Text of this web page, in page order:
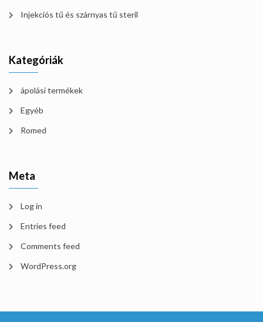
Injekciós tű és szárnyas tű steril
Kategóriák
ápolási termékek
Egyéb
Romed
Meta
Log in
Entries feed
Comments feed
WordPress.org